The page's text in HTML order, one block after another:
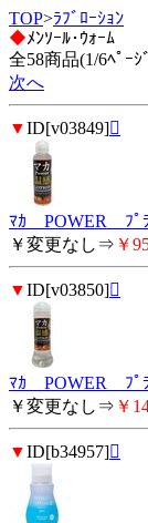
TOP>ﾗﾌﾞﾛｰｼｮﾝ
◆ﾒﾝｿｰﾙ･ｳｫｰﾑ
全58商品(1/6ﾍﾟｰｼ
次へ
▼ID[v03849]
ﾏｶ POWER ﾌﾟ
￥変更なし⇒ ￥
▼ID[v03850]
ﾏｶ POWER ﾌﾟ
￥変更なし⇒ ￥
▼ID[b34957]